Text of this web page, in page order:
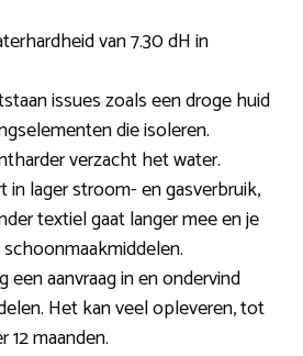
van 7.30 dH in
issues zoals een droge huid
die isoleren.
verzacht het water.
in lager stroom- en gasverbruik,
textiel gaat langer mee en je
een aanvraag in en ondervind
Het kan veel opleveren, tot
maanden.